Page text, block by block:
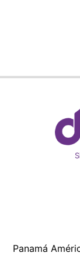
Panamá